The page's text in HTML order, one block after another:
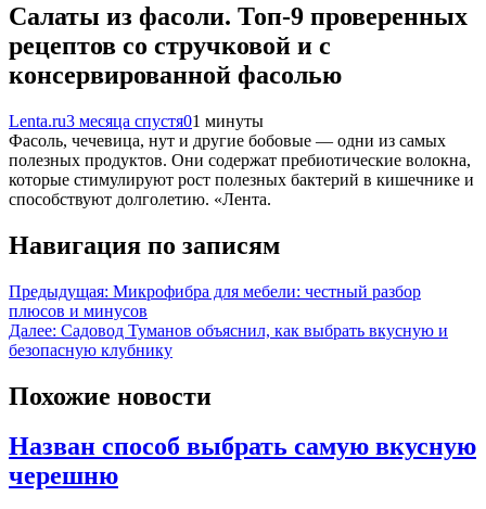
Салаты из фасоли. Топ-9 проверенных
рецептов со стручковой и с
консервированной фасолью
Lenta.ru3 месяца спустя01 минуты
Фасоль, чечевица, нут и другие бобовые — одни из самых
полезных продуктов. Они содержат пребиотические волокна,
которые стимулируют рост полезных бактерий в кишечнике и
способствуют долголетию. «Лента.
Навигация по записям
Предыдущая: Микрофибра для мебели: честный разбор
плюсов и минусов
Далее: Садовод Туманов объяснил, как выбрать вкусную и
безопасную клубнику
Похожие новости
Назван способ выбрать самую вкусную
черешню